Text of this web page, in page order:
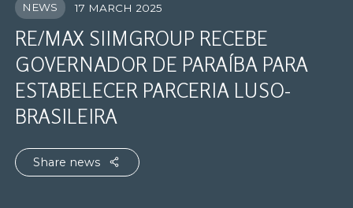
NEWS 17 MARCH 2025
RE/MAX SIIMGROUP RECEBE
GOVERNADOR DE PARAÍBA PARA
ESTABELECER PARCERIA LUSO-
BRASILEIRA
Share news